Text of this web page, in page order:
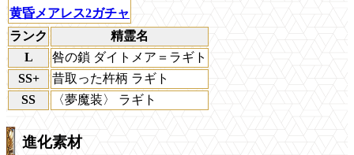
黄昏メアレス2ガチャ
ランク
精霊名
L
咎の鎖 ダイトメア＝ラギト
SS+
昔取った杵柄 ラギト
SS
〈夢魔装〉 ラギト
進化素材